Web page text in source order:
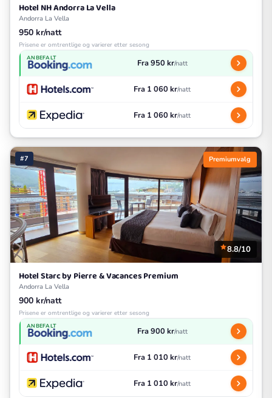
Hotel NH Andorra La Vella
Andorra La Vella
950 kr/natt
Prisene er omtrentlige og varierer etter sesong
ANBEFALT Fra 950 kr/natt
Fra 1 060 kr/natt
Fra 1 060 kr/natt
#7 Premiumvalg
8.8/10
Hotel Starc by Pierre & Vacances Premium
Andorra La Vella
900 kr/natt
Prisene er omtrentlige og varierer etter sesong
ANBEFALT Fra 900 kr/natt
Fra 1 010 kr/natt
Fra 1 010 kr/natt